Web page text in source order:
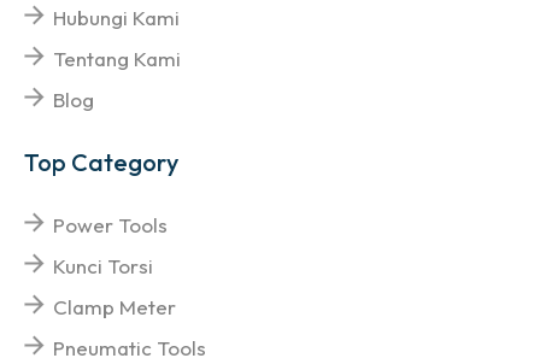
Hubungi Kami
Tentang Kami
Blog
Top Category
Power Tools
Kunci Torsi
Clamp Meter
Pneumatic Tools